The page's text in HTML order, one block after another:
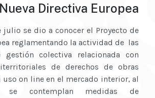
Directiva Europea
julio se dio a conocer el Proyecto de
reglamentando la actividad de las
gestión colectiva relacionada con
de derechos de obras
uso on line en el mercado interior, al
se contemplan medidas de